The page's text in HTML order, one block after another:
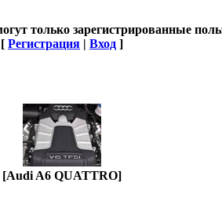
только зарегистрированные
[ Регистрация | Вход ]
[Audi A6 QUATTRO]